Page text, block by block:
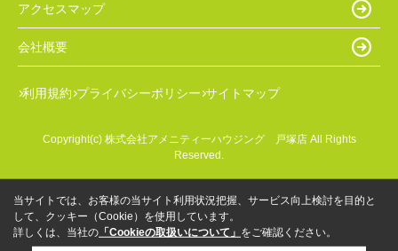
アクセスマップ
会社概要
利用規約 プライバシーポリシー サイトマップ
Copyright(c) 株式会社アメニティーハウジング 戸塚店 All Rights
Reserved.
当サイトでは、お客様の当サイト利用状況把握、サービス向上検討を目的と
して、クッキー（Cookie）を使用しています。
詳しくは、当社の 「Cookieの取扱いについて」 をご確認ください。